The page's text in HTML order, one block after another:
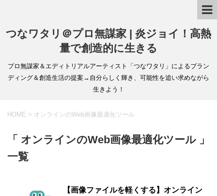
つなワタリ＠プロ無謀家 | 炎ジョイ！高熱
量で創造的に生きる
プロ無謀家＆エディトリアルアーティスト「つなワタリ」によるブラン
ディング＆創造生活の提案→自分らしく輝き、可能性を追い求めながら
生きよう！
HOME > オンラインのWeb画像最適化ツール
「 オンラインのWeb画像最適化ツール 」
一覧
【画像ファイルを軽くする】オンライン